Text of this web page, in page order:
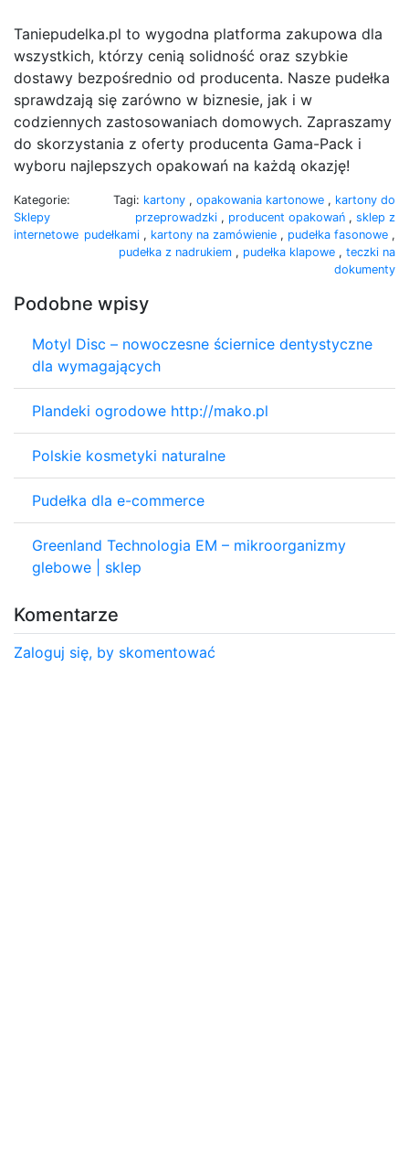
Taniepudelka.pl to wygodna platforma zakupowa dla
wszystkich, którzy cenią solidność oraz szybkie
dostawy bezpośrednio od producenta. Nasze pudełka
sprawdzają się zarówno w biznesie, jak i w
codziennych zastosowaniach domowych. Zapraszamy
do skorzystania z oferty producenta Gama-Pack i
wyboru najlepszych opakowań na każdą okazję!
Kategorie:
Sklepy
internetowe
Tagi: kartony , opakowania kartonowe , kartony do
przeprowadzki , producent opakowań , sklep z
pudełkami , kartony na zamówienie , pudełka fasonowe ,
pudełka z nadrukiem , pudełka klapowe , teczki na
dokumenty
Podobne wpisy
Motyl Disc – nowoczesne ściernice dentystyczne
dla wymagających
Plandeki ogrodowe http://mako.pl
Polskie kosmetyki naturalne
Pudełka dla e-commerce
Greenland Technologia EM – mikroorganizmy
glebowe | sklep
Komentarze
Zaloguj się, by skomentować